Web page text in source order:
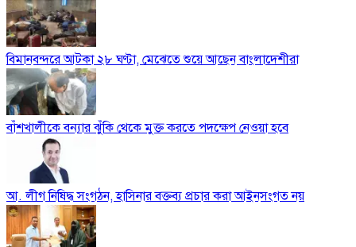
বিমানবন্দরে আটকা ২৮ ঘণ্টা, মেঝেতে শুয়ে আছেন বাংলাদেশীরা
বাঁশখালীকে বন্যার ঝুঁকি থেকে মুক্ত করতে পদক্ষেপ নেওয়া হবে
আ. লীগ নিষিদ্ধ সংগঠন, হাসিনার বক্তব্য প্রচার করা আইনসংগত নয়